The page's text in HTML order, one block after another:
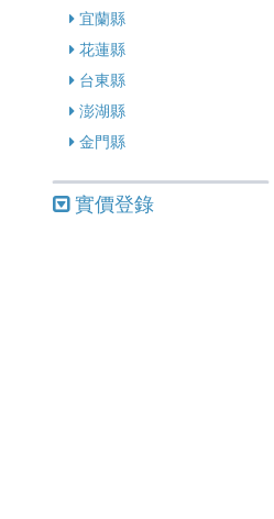
宜蘭縣
花蓮縣
台東縣
澎湖縣
金門縣
實價登錄